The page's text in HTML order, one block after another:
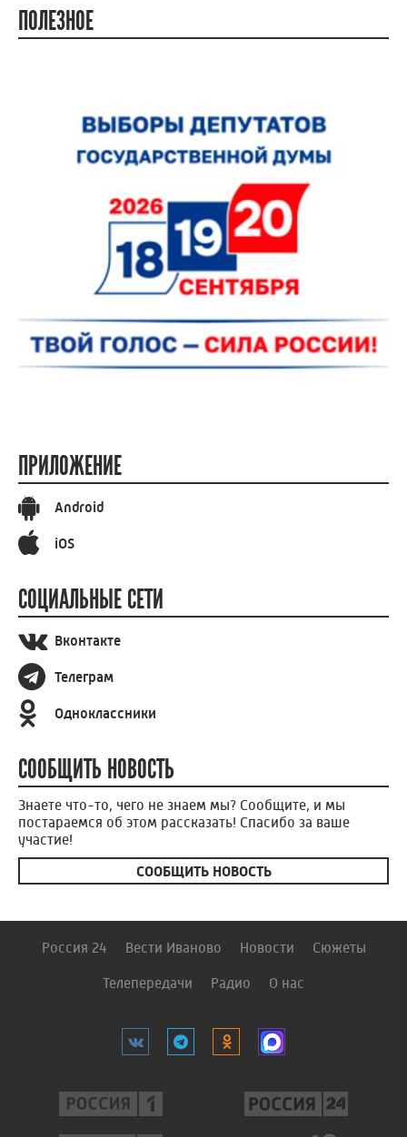
ПОЛЕЗНОЕ
ПРИЛОЖЕНИЕ
Android
iOS
СОЦИАЛЬНЫЕ СЕТИ
Вконтакте
Телеграм
Одноклассники
СООБЩИТЬ НОВОСТЬ
Знаете что-то, чего не знаем мы? Сообщите, и мы
постараемся об этом рассказать! Спасибо за ваше
участие!
СООБЩИТЬ НОВОСТЬ
Россия 24 Вести Иваново Новости Сюжеты
Телепередачи Радио О нас